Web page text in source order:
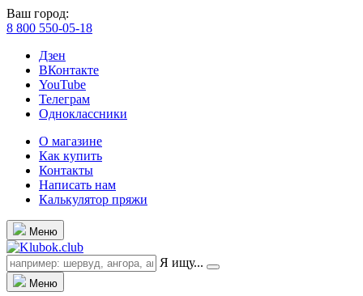
Ваш город:
8 800 550-05-18
Дзен
ВКонтакте
YouTube
Телеграм
Одноклассники
О магазине
Как купить
Контакты
Написать нам
Калькулятор пряжи
Меню
Я ищу...
Меню